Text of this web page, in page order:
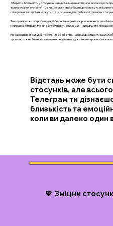
Зберегти близькість у стосунках на відстані – це виклик, але, як показують
та планування зустрічей – це лише кілька способів, які допоможуть
спілкуванні та терпіння можуть стати основою для глибоких і тривалих
Тож що ви можете зробити далі? Виберіть один із запропонованих способів і
несподіване повідомлення або обговоріть спільні цілі – і ви відчуєте, як ваша
На завершення, задумайтеся: чи може відстань насправді зміцнити вашу
зусилля, тож не бійтесь ставити експерименти, адже кожен крок наближає
Відстань може бути
стосунків, але
Телеграм ти
близькість та
коли ви далеко один
💖 Зміцни